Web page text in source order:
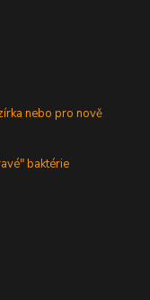
nebo pro nově
baktérie